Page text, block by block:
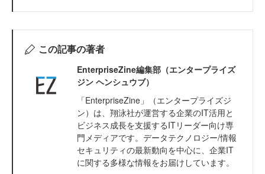
この記事の著者
EnterpriseZine編集部（エンタープライズ
ジン ヘンシュウブ）
「EnterpriseZine」（エンタープライズジ
ン）は、翔泳社が運営する企業のIT活用と
ビジネス成長を支援するITリーダー向け専
門メディアです。データテクノロジー/情報
セキュリティの最新動向を中心に、企業IT
に関する多様な情報をお届けしています。